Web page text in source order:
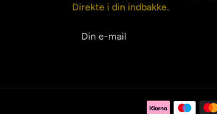
Direkte i din indbakke.